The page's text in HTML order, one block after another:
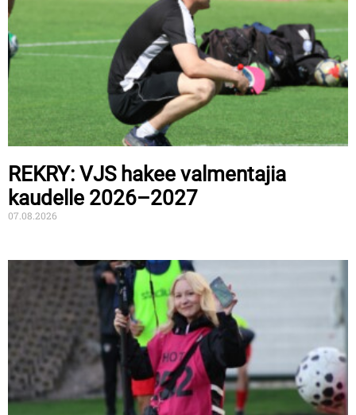
REKRY: VJS hakee valmentajia
kaudelle 2026–2027
07.08.2026